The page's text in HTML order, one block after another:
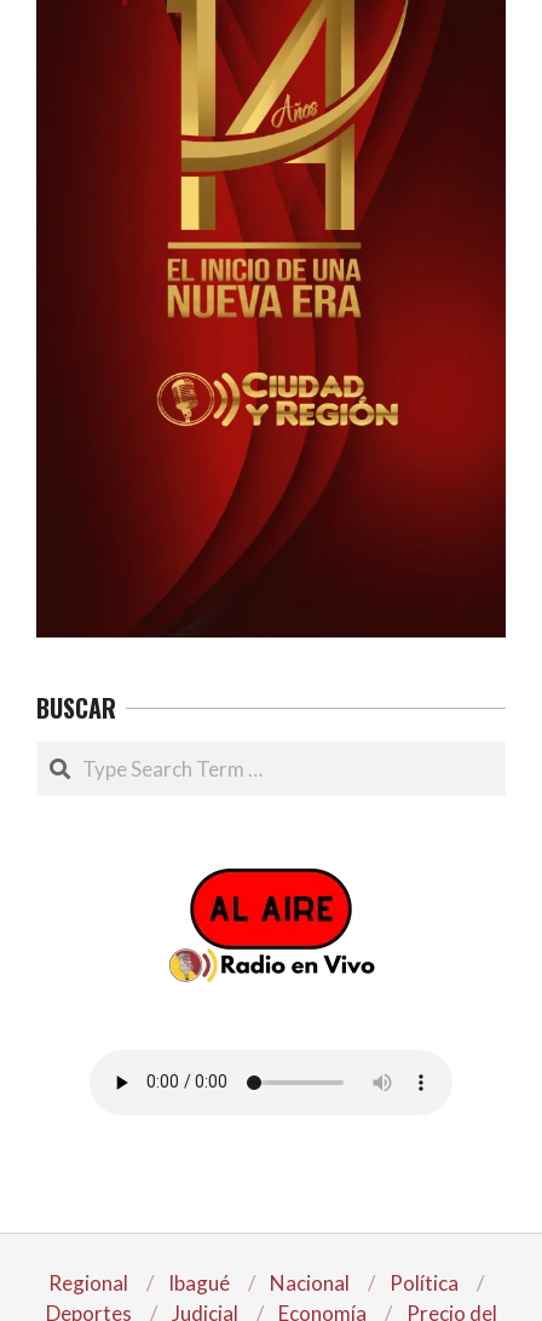
BUSCAR
Search
Regional Ibagué Nacional
Política
Deportes
Judicial Economía Precio del